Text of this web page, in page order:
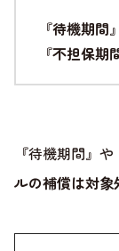
『待機期間
『不担保期
『待機期間』
ルの補償は対象